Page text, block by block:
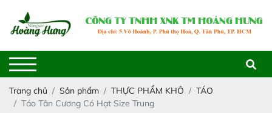
Trang chủ Sản phẩm THỰC PHẨM KHÔ
TÁO
Táo Tân Cương Có Hạt Size Trung